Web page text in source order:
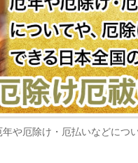
や厄除け・厄払いなどにつ